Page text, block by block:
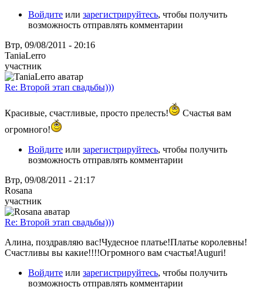
Войдите или зарегистрируйтесь, чтобы получить
возможность отправлять комментарии
Втр, 09/08/2011 - 20:16
TaniaLerro
участник
Re: Второй этап свадьбы)))
Красивые, счастливые, просто прелесть!
Счастья вам
огромного!
Войдите или зарегистрируйтесь, чтобы получить
возможность отправлять комментарии
Втр, 09/08/2011 - 21:17
Rosana
участник
Re: Второй этап свадьбы)))
Алина, поздравляю вас!Чудесное платье!Платье королевны!
Счастливы вы какие!!!!Огромного вам счастья!Auguri!
Войдите или зарегистрируйтесь, чтобы получить
возможность отправлять комментарии